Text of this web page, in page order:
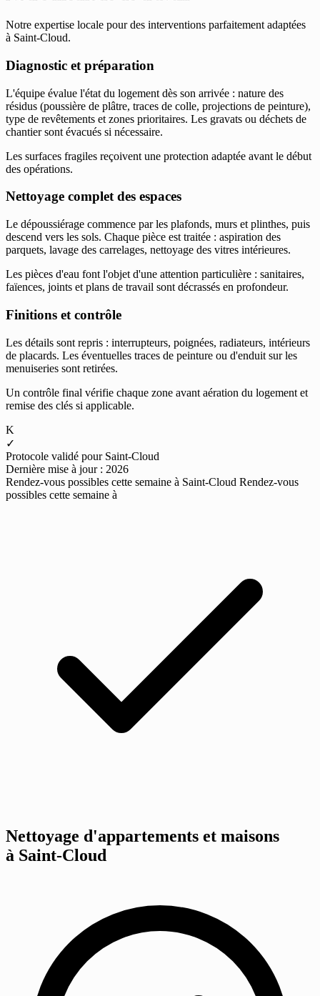
Notre expertise locale pour des interventions parfaitement adaptées
à Saint-Cloud.
Diagnostic et préparation
L'équipe évalue l'état du logement dès son arrivée : nature des
résidus (poussière de plâtre, traces de colle, projections de peinture),
type de revêtements et zones prioritaires. Les gravats ou déchets de
chantier sont évacués si nécessaire.
Les surfaces fragiles reçoivent une protection adaptée avant le début
des opérations.
Nettoyage complet des espaces
Le dépoussiérage commence par les plafonds, murs et plinthes, puis
descend vers les sols. Chaque pièce est traitée : aspiration des
parquets, lavage des carrelages, nettoyage des vitres intérieures.
Les pièces d'eau font l'objet d'une attention particulière : sanitaires,
faïences, joints et plans de travail sont décrassés en profondeur.
Finitions et contrôle
Les détails sont repris : interrupteurs, poignées, radiateurs, intérieurs
de placards. Les éventuelles traces de peinture ou d'enduit sur les
menuiseries sont retirées.
Un contrôle final vérifie chaque zone avant aération du logement et
remise des clés si applicable.
K
✓
Protocole validé pour Saint-Cloud
Dernière mise à jour : 2026
Rendez-vous possibles cette semaine à Saint-Cloud Rendez-vous
possibles cette semaine à
Nettoyage d'appartements et maisons
à Saint-Cloud